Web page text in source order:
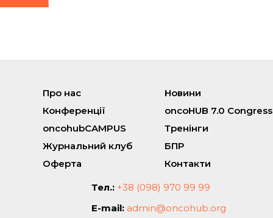
Про нас
Новини
Конференції
oncoHUB 7.0 Congress
oncohubCAMPUS
Тренінги
Журнальний клуб
БПР
Оферта
Контакти
Тел.: +38 (098) 970 99 99
E-mail: admin@oncohub.org